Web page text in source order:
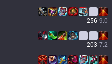
256 9.0
203 7.2